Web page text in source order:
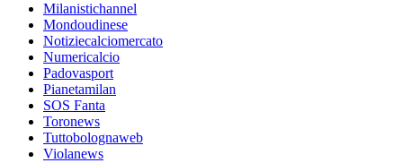
Milanistichannel
Mondoudinese
Notiziecalciomercato
Numericalcio
Padovasport
Pianetamilan
SOS Fanta
Toronews
Tuttobolognaweb
Violanews